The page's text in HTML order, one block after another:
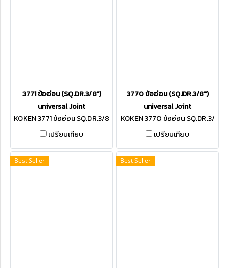
3771 ข้ออ่อน (SQ.DR.3/8")
universal Joint
KOKEN 3771 ข้ออ่อน SQ.DR.3/8
เปรียบเทียบ
3770 ข้ออ่อน (SQ.DR.3/8")
universal Joint
KOKEN 3770 ข้ออ่อน SQ.DR.3/
เปรียบเทียบ
Best Seller Best Seller